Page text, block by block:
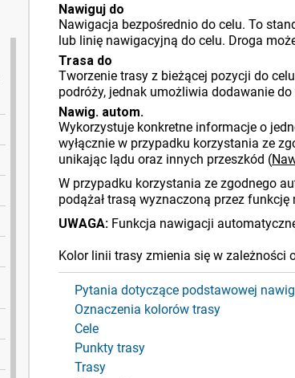
Nawiguj do
Nawigacja bezpośrednio do celu. To
lub linię nawigacyjną do celu. Droga
Trasa do
Tworzenie trasy z bieżącej pozycji do
podróży, jednak umożliwia dodawanie
Nawig. autom.
Wykorzystuje konkretne informacje o
wyłącznie w przypadku korzystania ze
unikając lądu oraz innych przeszkód (
W przypadku korzystania ze zgodnego
podążał trasą wyznaczoną przez
UWAGA: Funkcja nawigacji
Kolor linii trasy zmienia się w zależności
Pytania dotyczące podstawowej
Oznaczenia kolorów trasy
Cele
Punkty trasy
Trasy